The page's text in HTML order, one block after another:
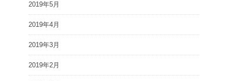
2019年5月
2019年4月
2019年3月
2019年2月